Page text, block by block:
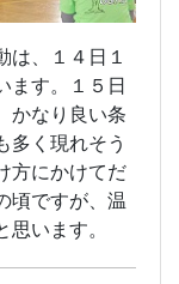
、１４日１
ます。１５日
かなり良い条
多く現れそう
方にかけてだ
頃ですが、温
います。